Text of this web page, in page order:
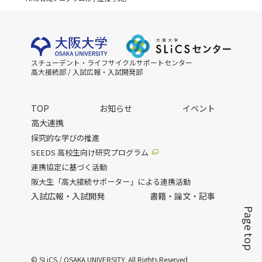
スチューデント・ライフサイクルサポートセンター
高大接続部 / 入試広報・入試開発部
TOP お知らせ
イベント
高大連携
探究的な学びの推進
SEEDS 高校生向け研究プログラム
連携協定に基づく活動
阪大生「高大接続サポーター」による連携活動
入試広報・入試開発 書籍・論文・記事
© SLiCS / OSAKA UNIVERSITY. All Rights Reserved
Page top